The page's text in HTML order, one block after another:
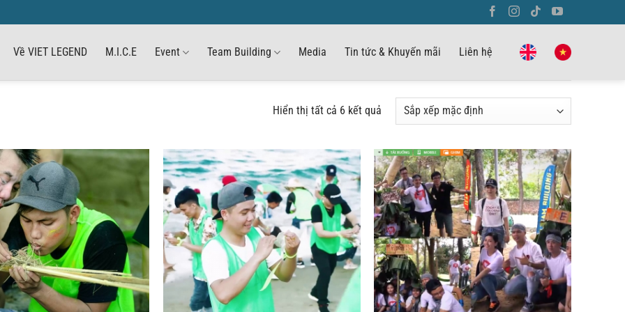
Về VIET LEGEND M.I.C.E Event Team Building Media Tin tức & Khuyến mãi Liên hệ
Hiển thị tất cả 6 kết quả